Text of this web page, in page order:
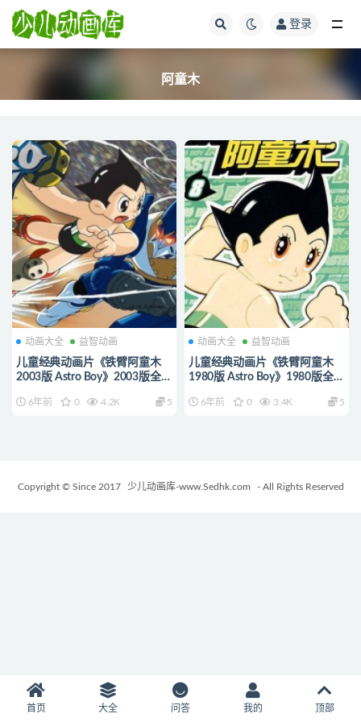
登录
阿童木
动画大全 益智动画
儿童经典动画片《铁臂阿童木
2003版 Astro Boy》2003版全
动画片铁臂阿童木2003版全集
6年前 0 4.2K 5
动画大全 益智动画
儿童经典动画片《铁臂阿童木
1980版 Astro Boy》1980版全
动画片铁臂阿童木1980版全集
6年前 0 3.4K 5
Copyright © Since 2017 少儿动画库-www.Sedhk.com - All Rights Reserved
首页 大全 问答 我的 顶部